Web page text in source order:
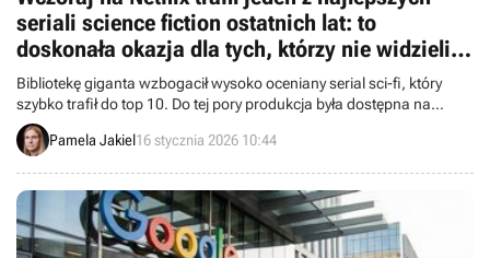
seriali science fiction ostatnich lat: to
doskonała okazja dla tych, którzy nie widzieli
go na Disney+
Bibliotekę giganta wzbogacił wysoko oceniany serial sci-fi, który
szybko trafił do top 10. Do tej pory produkcja była dostępna na
Disney+, a teraz mogą obejrzeć ją także subskrybenci Netflixa.
Pamela Jakiel16 stycznia 2026 10:44